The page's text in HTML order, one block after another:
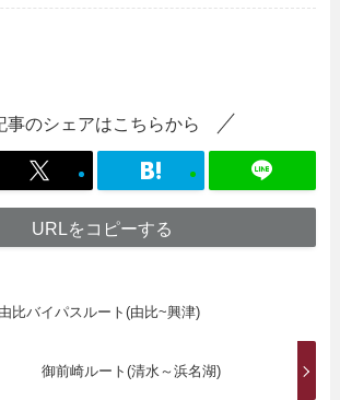
事のシェアはこちらから
URLをコピーする
比バイパスルート(由比~興津)
御前崎ルート(清水～浜名湖)